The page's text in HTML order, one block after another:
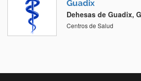
Guadix
Dehesas de Guadix,
Centros de Salud